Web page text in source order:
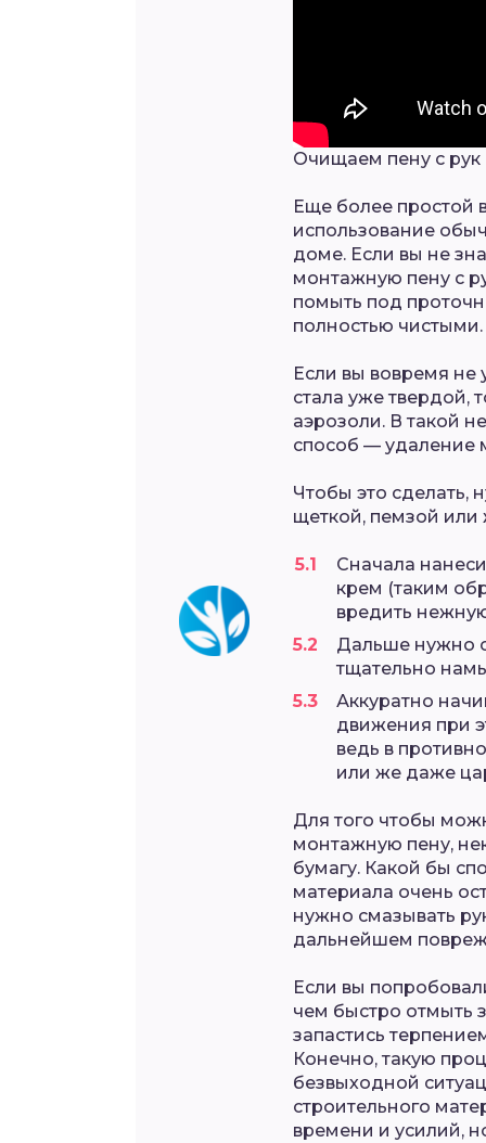
Очищаем пену с
Еще более простой
использование
доме. Если вы не
монтажную пену с
помыть под
полностью чистыми.
Если вы вовремя не
стала уже твердой,
аэрозоли. В такой
способ — удаление
Чтобы это сделать,
щеткой, пемзой
Сначала
крем (таким
вредить
Дальше нужно
тщательно
Аккуратно
движения при
ведь в
или же даже
Для того чтобы
монтажную пену,
бумагу. Какой бы
материала очень
нужно смазывать
дальнейшем
Если вы
чем быстро отмыть
запастись
Конечно, такую
безвыходной
строительного
времени и усилий,